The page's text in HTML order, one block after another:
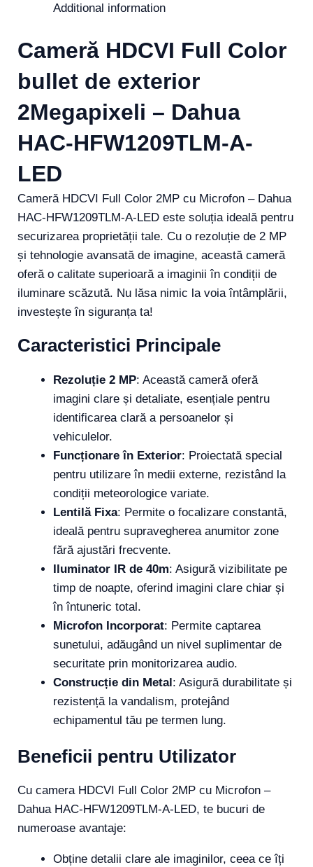
Additional information
Cameră HDCVI Full Color
bullet de exterior
2Megapixeli – Dahua
HAC-HFW1209TLM-A-
LED
Cameră HDCVI Full Color 2MP cu Microfon – Dahua
HAC-HFW1209TLM-A-LED este soluția ideală pentru
securizarea proprietății tale. Cu o rezoluție de 2 MP
și tehnologie avansată de imagine, această cameră
oferă o calitate superioară a imaginii în condiții de
iluminare scăzută. Nu lăsa nimic la voia întâmplării,
investește în siguranța ta!
Caracteristici Principale
Rezoluție 2 MP: Această cameră oferă
imagini clare și detaliate, esențiale pentru
identificarea clară a persoanelor și
vehiculelor.
Funcționare în Exterior: Proiectată special
pentru utilizare în medii externe, rezistând la
condiții meteorologice variate.
Lentilă Fixa: Permite o focalizare constantă,
ideală pentru supravegherea anumitor zone
fără ajustări frecvente.
Iluminator IR de 40m: Asigură vizibilitate pe
timp de noapte, oferind imagini clare chiar și
în întuneric total.
Microfon Incorporat: Permite captarea
sunetului, adăugând un nivel suplimentar de
securitate prin monitorizarea audio.
Construcție din Metal: Asigură durabilitate și
rezistență la vandalism, protejând
echipamentul tău pe termen lung.
Beneficii pentru Utilizator
Cu camera HDCVI Full Color 2MP cu Microfon –
Dahua HAC-HFW1209TLM-A-LED, te bucuri de
numeroase avantaje:
Obține detalii clare ale imaginilor, ceea ce îți